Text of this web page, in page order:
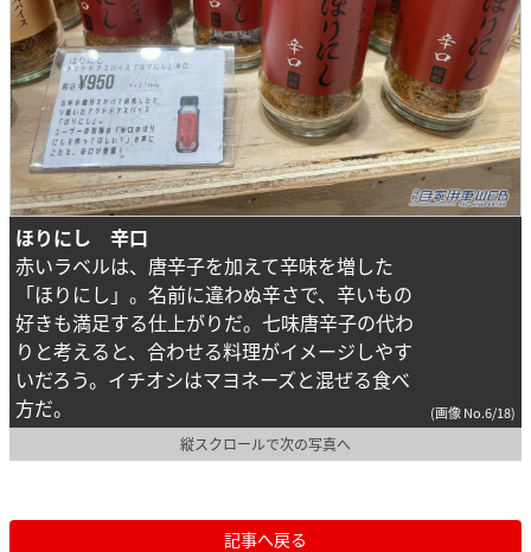
ほりにし 辛口
赤いラベルは、唐辛子を加えて辛味を増した
「ほりにし」。名前に違わぬ辛さで、辛いもの
好きも満足する仕上がりだ。七味唐辛子の代わ
りと考えると、合わせる料理がイメージしやす
いだろう。イチオシはマヨネーズと混ぜる食べ
方だ。
(画像 No.6/18)
縦スクロールで次の写真へ
記事へ戻る